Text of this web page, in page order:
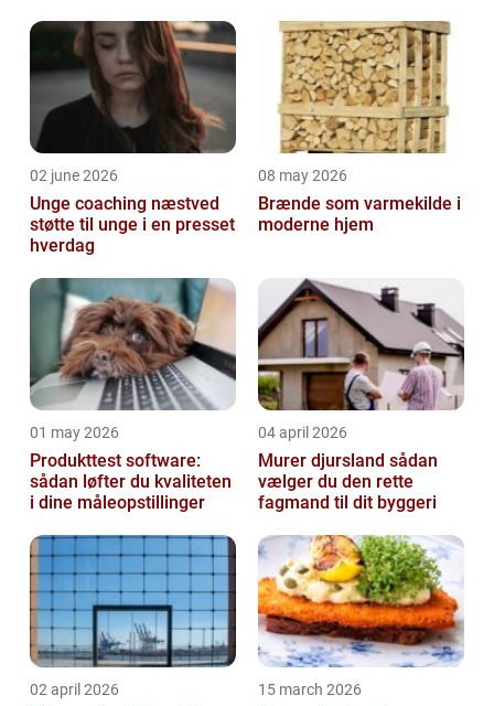
behøver at blive skiftet. Det hand...
02 june 2026
Unge coaching næstved
støtte til unge i en presset
hverdag
08 may 2026
Brænde som varmekilde i
moderne hjem
01 may 2026
Produkttest software:
sådan løfter du kvaliteten
i dine måleopstillinger
04 april 2026
Murer djursland sådan
vælger du den rette
fagmand til dit byggeri
02 april 2026 15 march 2026